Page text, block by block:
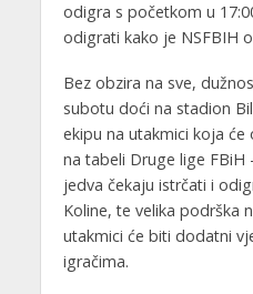
odigra s početkom u
odigrati kako je NSFBIH
Bez obzira na sve,
subotu doći na stadion
ekipu na utakmici koja
na tabeli Druge lige FBiH
jedva čekaju istrčati i
Koline, te velika podrška
utakmici će biti dodatni
igračima.